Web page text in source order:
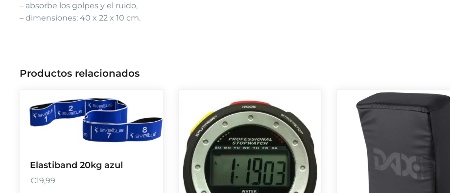
– absorbe los golpes y el ruido,
– dimensiones: 40 x 22 x 10 cm.
Productos relacionados
Elastiband 20kg azul
€19,99